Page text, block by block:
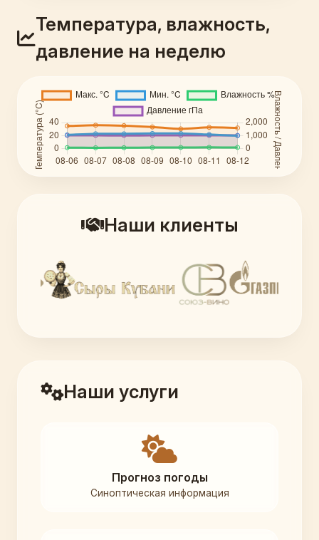
Температура, влажность,
давление на неделю
Наши клиенты
Наши услуги
Прогноз погоды
Синоптическая информация